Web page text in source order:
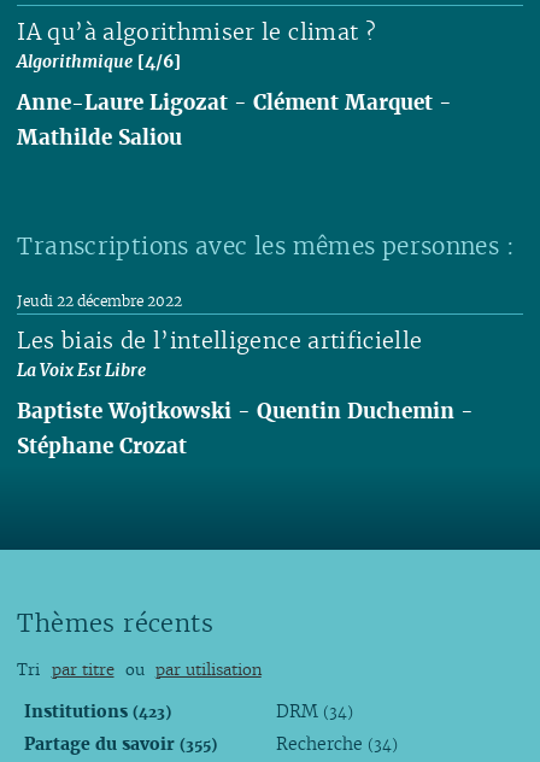
IA qu’à algorithmiser le climat ?
Algorithmique [4/6]
Anne-Laure Ligozat -Clément Marquet -
Mathilde Saliou
Transcriptions avec les mêmes personnes :
Les biais de l’intelligence artificielle
La Voix Est Libre
Jeudi 22 décembre 2022
Baptiste Wojtkowski -Quentin Duchemin -
Stéphane Crozat
Thèmes récents
Tri par titre ou par utilisation
Institutions (423)
Partage du savoir (355)
DRM (34)
Recherche (34)